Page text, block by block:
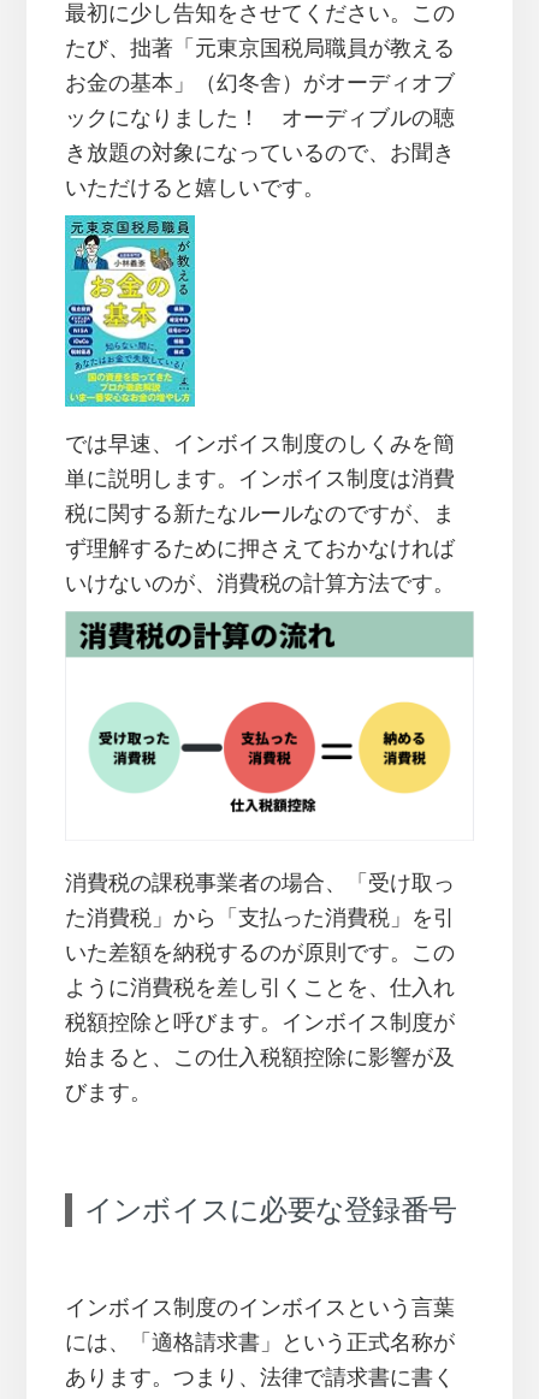
最初に少し告知をさせてください。この
たび、拙著「元東京国税局職員が教える
お金の基本」（幻冬舎）がオーディオブ
ックになりました！ オーディブルの聴
き放題の対象になっているので、お聞き
いただけると嬉しいです。
では早速、インボイス制度のしくみを簡
単に説明します。インボイス制度は消費
税に関する新たなルールなのですが、ま
ず理解するために押さえておかなければ
いけないのが、消費税の計算方法です。
消費税の課税事業者の場合、「受け取っ
た消費税」から「支払った消費税」を引
いた差額を納税するのが原則です。この
ように消費税を差し引くことを、仕入れ
税額控除と呼びます。インボイス制度が
始まると、この仕入税額控除に影響が及
びます。
インボイスに必要な登録番号
インボイス制度のインボイスという言葉
には、「適格請求書」という正式名称が
あります。つまり、法律で請求書に書く